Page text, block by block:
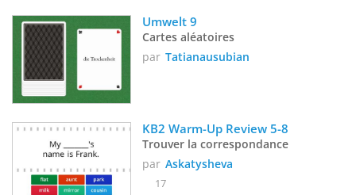
Umwelt 9
Cartes aléatoires
par Tatianausubian
KB2 Warm-Up Review 5-8
Trouver la correspondance
par Askatysheva
17